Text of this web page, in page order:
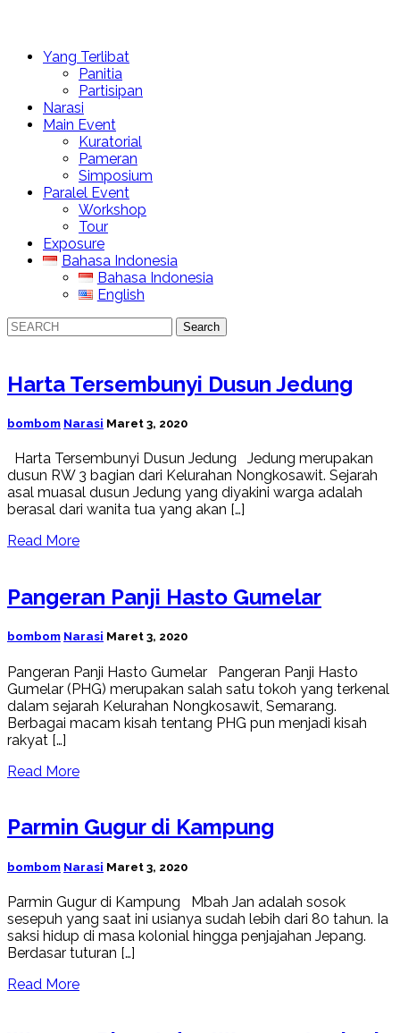
Yang Terlibat
Panitia
Partisipan
Narasi
Main Event
Kuratorial
Pameran
Simposium
Paralel Event
Workshop
Tour
Exposure
Bahasa Indonesia
Bahasa Indonesia
English
Harta Tersembunyi Dusun Jedung
bombom Narasi Maret 3, 2020
Harta Tersembunyi Dusun Jedung Jedung merupakan
dusun RW 3 bagian dari Kelurahan Nongkosawit. Sejarah
asal muasal dusun Jedung yang diyakini warga adalah
berasal dari wanita tua yang akan […]
Read More
Pangeran Panji Hasto Gumelar
bombom Narasi Maret 3, 2020
Pangeran Panji Hasto Gumelar Pangeran Panji Hasto
Gumelar (PHG) merupakan salah satu tokoh yang terkenal
dalam sejarah Kelurahan Nongkosawit, Semarang.
Berbagai macam kisah tentang PHG pun menjadi kisah
rakyat […]
Read More
Parmin Gugur di Kampung
bombom Narasi Maret 3, 2020
Parmin Gugur di Kampung Mbah Jan adalah sosok
sesepuh yang saat ini usianya sudah lebih dari 80 tahun. Ia
saksi hidup di masa kolonial hingga penjajahan Jepang.
Berdasar tuturan […]
Read More